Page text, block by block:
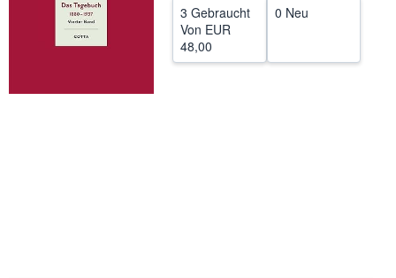
3 Gebraucht
Von EUR
48,00
0 Neu